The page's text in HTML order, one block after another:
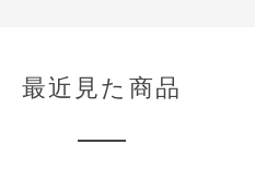
最近見た商品